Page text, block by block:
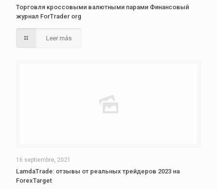
Торговля кроссовыми валютными парами Финансовый
журнал ForTrader org
Leer más
16 septiembre, 2021
LamdaTrade: отзывы от реальных трейдеров 2023 на
ForexTarget